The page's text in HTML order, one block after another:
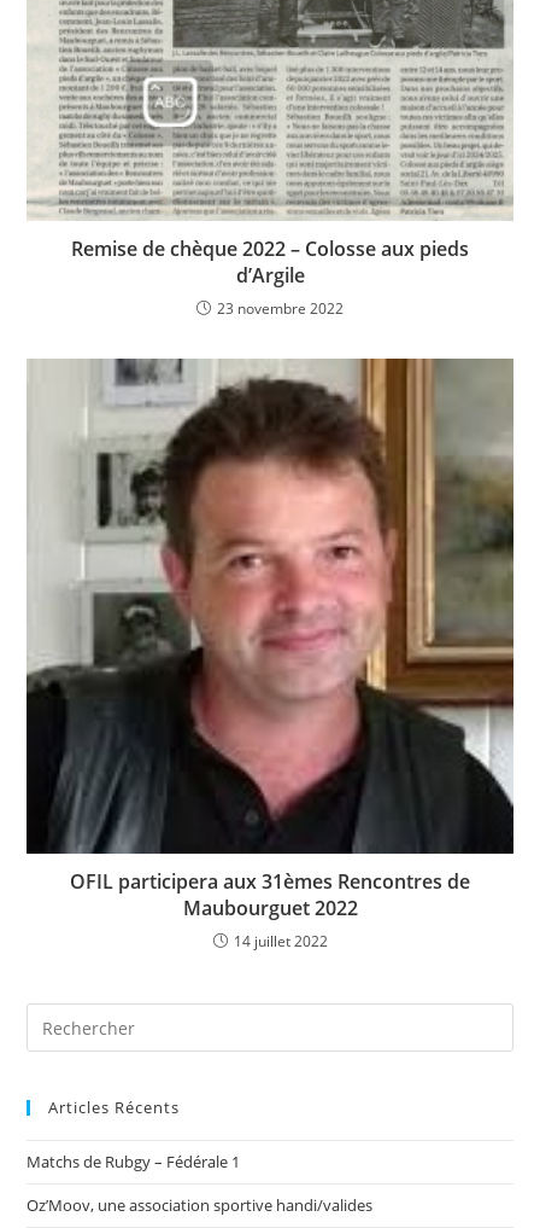
Remise de chèque 2022 – Colosse aux pieds
d’Argile
23 novembre 2022
OFIL participera aux 31èmes Rencontres de
Maubourguet 2022
14 juillet 2022
Articles Récents
Matchs de Rubgy – Fédérale 1
Oz’Moov, une association sportive handi/valides